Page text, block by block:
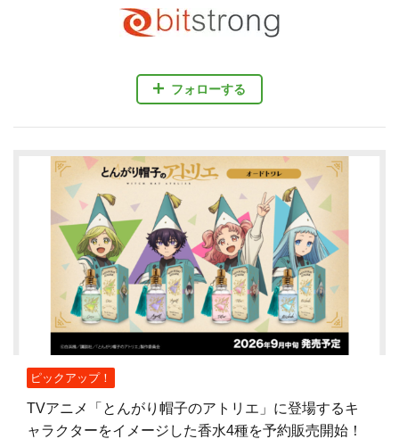
フォローする
ピックアップ！
TVアニメ「とんがり帽子のアトリエ」に登場するキ
ャラクターをイメージした香水4種を予約販売開始！